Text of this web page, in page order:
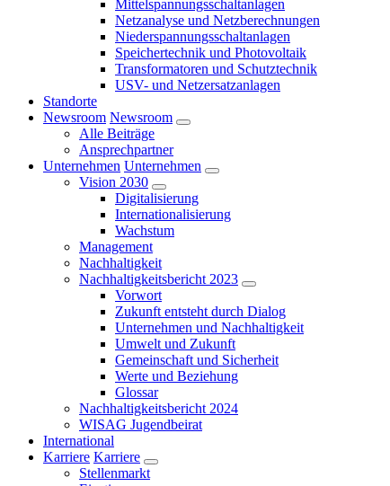
Mittelspannungsschaltanlagen
Netzanalyse und Netzberechnungen
Niederspannungsschaltanlagen
Speichertechnik und Photovoltaik
Transformatoren und Schutztechnik
USV- und Netzersatzanlagen
Standorte
Newsroom Newsroom
Alle Beiträge
Ansprechpartner
Unternehmen Unternehmen
Vision 2030
Digitalisierung
Internationalisierung
Wachstum
Management
Nachhaltigkeit
Nachhaltigkeitsbericht 2023
Vorwort
Zukunft entsteht durch Dialog
Unternehmen und Nachhaltigkeit
Umwelt und Zukunft
Gemeinschaft und Sicherheit
Werte und Beziehung
Glossar
Nachhaltigkeitsbericht 2024
WISAG Jugendbeirat
International
Karriere Karriere
Stellenmarkt